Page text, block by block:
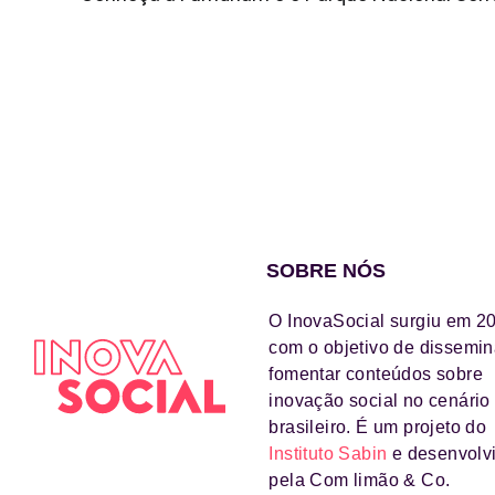
SOBRE NÓS
O InovaSocial surgiu em
com o objetivo de
fomentar conteúdos sobre
inovação social no cenário
brasileiro. É um projeto do
Instituto Sabin e
pela Com limão & Co.